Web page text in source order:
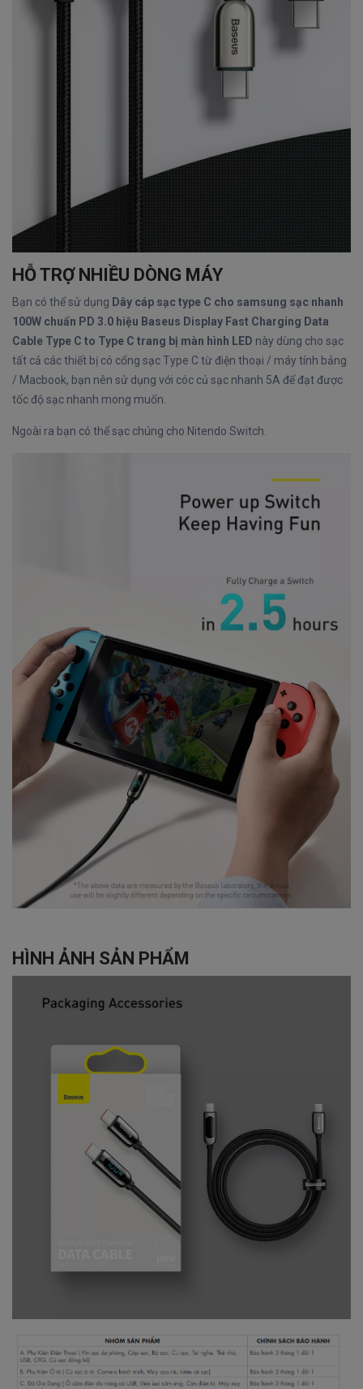
HỖ TRỢ NHIỀU DÒNG MÁY
Bạn có thể sử dụng Dây cáp sạc type C cho samsung sạc nhanh
100W chuẩn PD 3.0 hiệu Baseus Display Fast Charging Data
Cable Type C to Type C trang bị màn hình LED này dùng cho sạc
tất cả các thiết bị có cổng sạc Type C từ điện thoại / máy tính bảng
/ Macbook, bạn nên sử dụng với cóc củ sạc nhanh 5A để đạt được
tốc độ sạc nhanh mong muốn.
Ngoài ra bạn có thể sạc chúng cho Nitendo Switch.
HÌNH ẢNH SẢN PHẨM